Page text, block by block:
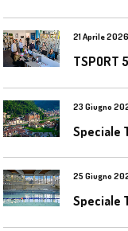
21 Aprile 2026
TSPORT
23 Giugno
25 Giugno